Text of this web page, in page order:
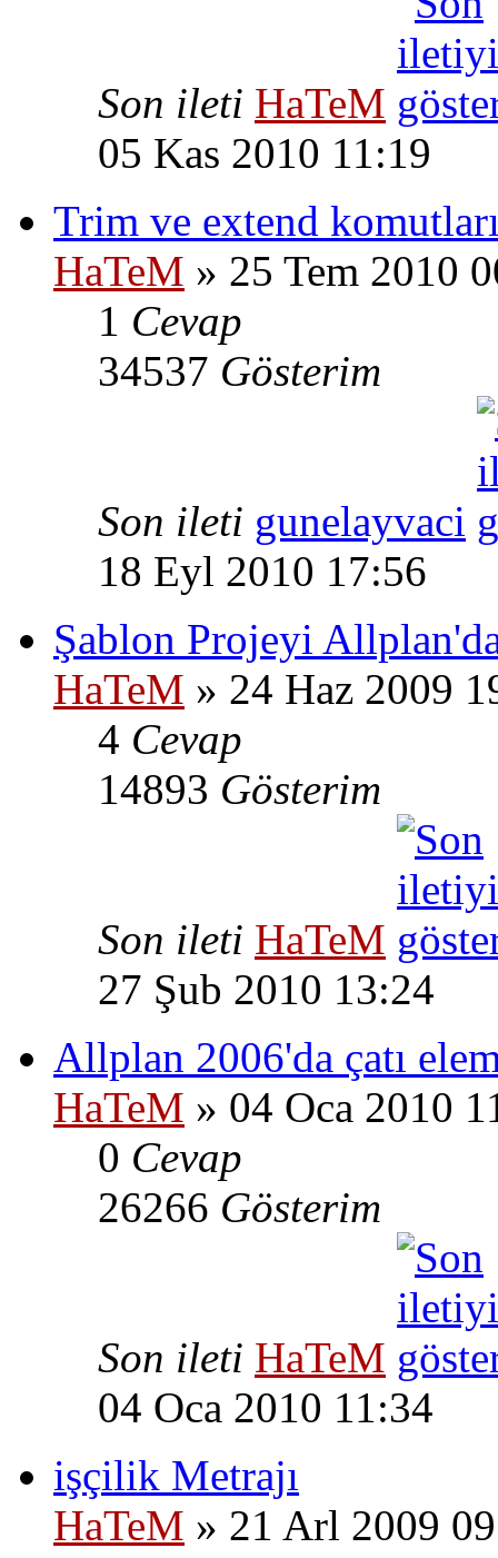
Son ileti HaTeM
05 Kas 2010 11:19
Trim ve extend
HaTeM » 25 Tem 2010
1 Cevap
34537 Gösterim
Son ileti gunelayvaci
18 Eyl 2010 17:56
Şablon Projeyi
HaTeM » 24 Haz 2009
4 Cevap
14893 Gösterim
Son ileti HaTeM
27 Şub 2010 13:24
Allplan 2006'da çatı
HaTeM » 04 Oca 2010
0 Cevap
26266 Gösterim
Son ileti HaTeM
04 Oca 2010 11:34
işçilik Metrajı
HaTeM » 21 Arl 2009